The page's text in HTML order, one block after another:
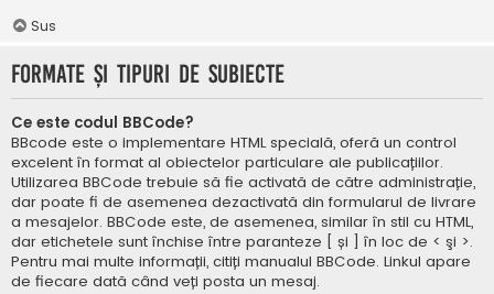
Sus
Formate și tipuri de subiecte
Ce este codul BBCode?
BBcode este o implementare HTML specială, oferă un control
excelent în format al obiectelor particulare ale publicațiilor.
Utilizarea BBCode trebuie să fie activată de către administrație,
dar poate fi de asemenea dezactivată din formularul de livrare
a mesajelor. BBCode este, de asemenea, similar în stil cu HTML,
dar etichetele sunt închise între paranteze [ și ] în loc de < şi >.
Pentru mai multe informații, citiți manualul BBCode. Linkul apare
de fiecare dată când veți posta un mesaj.